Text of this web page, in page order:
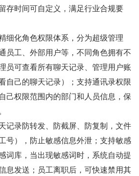
存时间可自定义，满足行业合规要
细化角色权限体系，分为超级管理
员工、外部用户等，不同角色拥有不
员可查看所有聊天记录、管理用户账
自己的聊天记录）；支持通讯录权限
己权限范围内的部门和人员信息，保
记录防转发、防截屏、防复制，文件
号），防止敏感信息外泄；支持敏感
词库，当出现敏感词时，系统自动提
息发送；员工离职后，可快速禁用其